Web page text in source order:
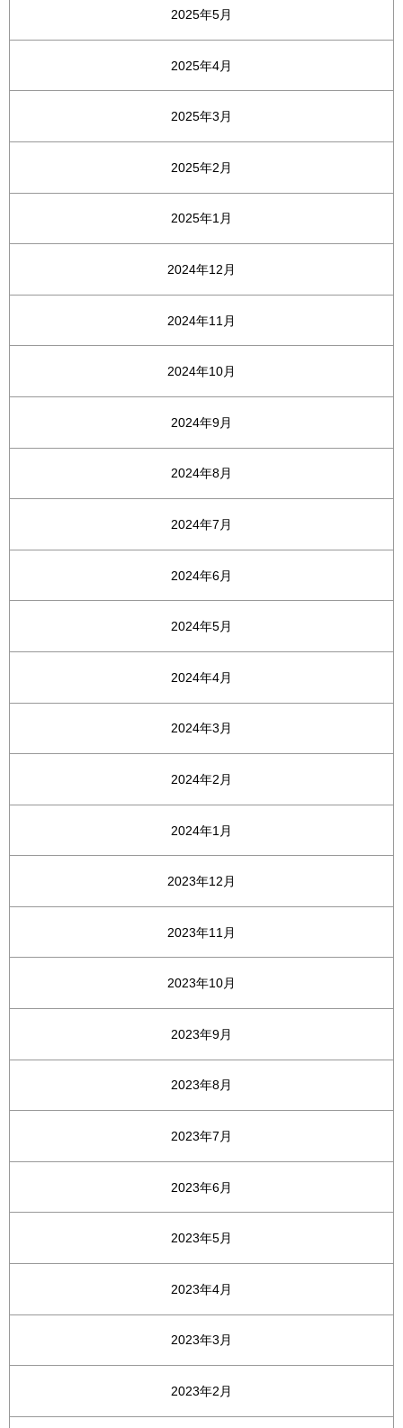
2025年5月
2025年4月
2025年3月
2025年2月
2025年1月
2024年12月
2024年11月
2024年10月
2024年9月
2024年8月
2024年7月
2024年6月
2024年5月
2024年4月
2024年3月
2024年2月
2024年1月
2023年12月
2023年11月
2023年10月
2023年9月
2023年8月
2023年7月
2023年6月
2023年5月
2023年4月
2023年3月
2023年2月